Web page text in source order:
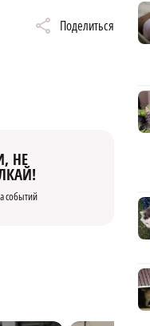
Поделиться
НЕ
событий